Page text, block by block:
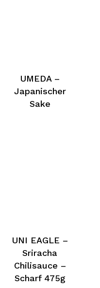
UMEDA –
Japanischer
Sake
UNI EAGLE –
Sriracha
Chilisauce –
Scharf 475g